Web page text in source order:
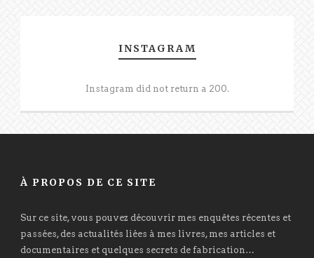
INSTAGRAM
Instagram did not return a 200.
À PROPOS DE CE SITE
Sur ce site, vous pouvez découvrir mes enquêtes récentes et
passées, des actualités liées à mes livres, mes articles et
documentaires et quelques secrets de fabrication…